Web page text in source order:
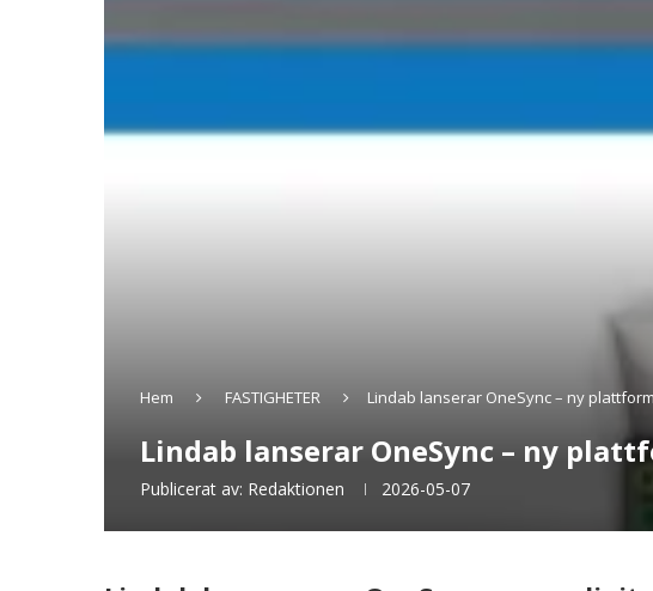
Hem FASTIGHETER Lindab lanserar OneSync – ny
Lindab lanserar OneSync – ny
Publicerat av: Redaktionen 2026-05-07